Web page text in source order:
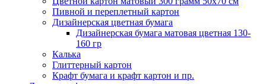
Пивной и переплетный картон
Дизайнерская цветная бумага
Дизайнерская бумага матовая цветная 130-
160 гр
Калька
Глиттерный картон
Крафт бумага и крафт картон и пр.